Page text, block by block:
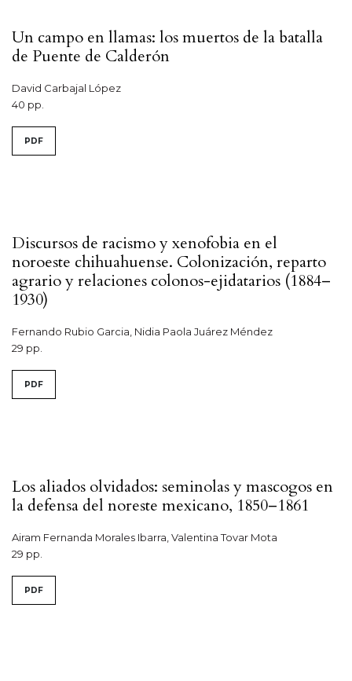
Un campo en llamas: los muertos de la batalla
de Puente de Calderón
David Carbajal López
40 pp.
PDF
Discursos de racismo y xenofobia en el
noroeste chihuahuense. Colonización, reparto
agrario y relaciones colonos-ejidatarios (1884–
1930)
Fernando Rubio Garcia, Nidia Paola Juárez Méndez
29 pp.
PDF
Los aliados olvidados: seminolas y mascogos en
la defensa del noreste mexicano, 1850–1861
Airam Fernanda Morales Ibarra, Valentina Tovar Mota
29 pp.
PDF